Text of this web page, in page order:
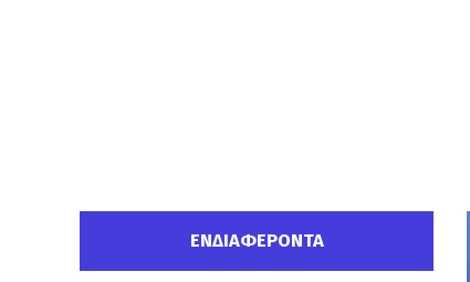
ΕΝΔΙΑΦΕΡΟΝΤΑ